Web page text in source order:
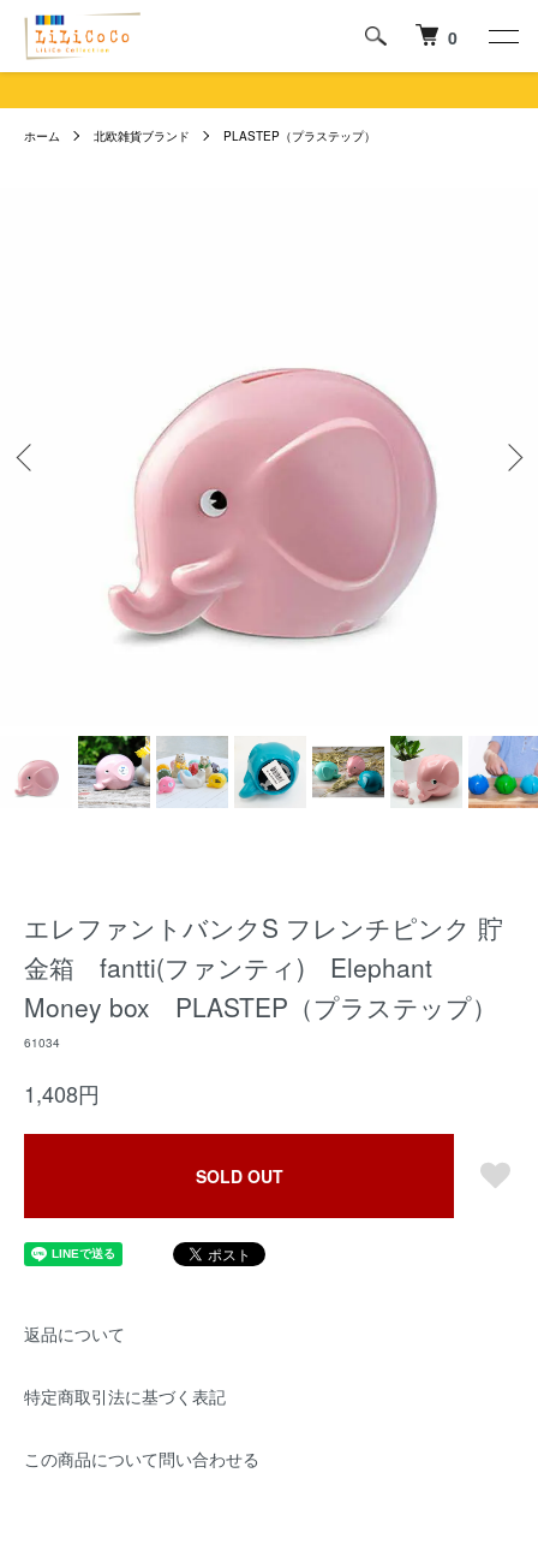
0
ホーム 北欧雑貨ブランド PLASTEP（プラステップ）
エレファントバンクS フレンチピンク 貯
金箱 fantti(ファンティ) Elephant
Money box PLASTEP（プラステップ）
61034
1,408円
SOLD OUT
返品について
特定商取引法に基づく表記
この商品について問い合わせる